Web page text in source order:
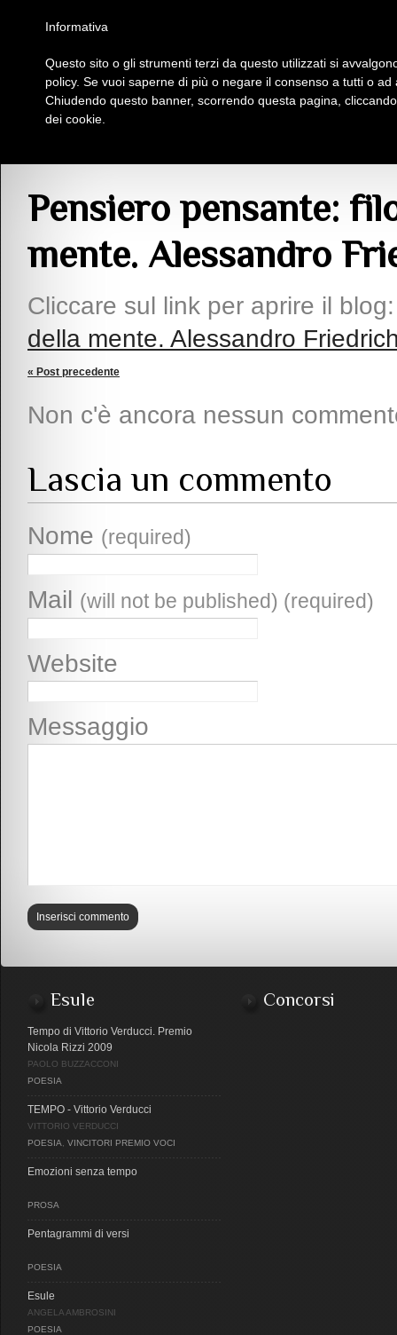
Insieme Per La Cultura
Pensiero pensante:
mente. Alessandro
Cliccare sul link per aprire il
della mente. Alessandro
« Post precedente
Non c'è ancora nessun
Lascia un commento
Nome (required)
Mail (will not be published) (required)
Website
Messaggio
Esule
Tempo di Vittorio Verducci. Premio
Nicola Rizzi 2009
PAOLO BUZZACCONI
POESIA
TEMPO - Vittorio Verducci
VITTORIO VERDUCCI
POESIA
VINCITORI PREMIO VOCI
Emozioni senza tempo
PROSA
Pentagrammi di versi
POESIA
Esule
ANGELA AMBROSINI
POESIA
Concorsi
Informativa
Questo sito o gli strumenti terzi da questo utilizzati si
policy. Se vuoi saperne di più o negare il consenso a tutti o
Chiudendo questo banner, scorrendo questa pagina,
dei cookie.